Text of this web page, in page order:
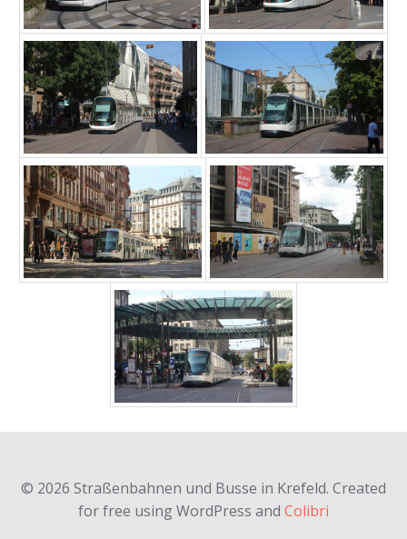
© 2026 Straßenbahnen und Busse in Krefeld. Created
for free using WordPress and Colibri